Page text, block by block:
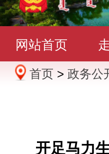
网站首页
办事服务
首页 > 政务公
开足马力